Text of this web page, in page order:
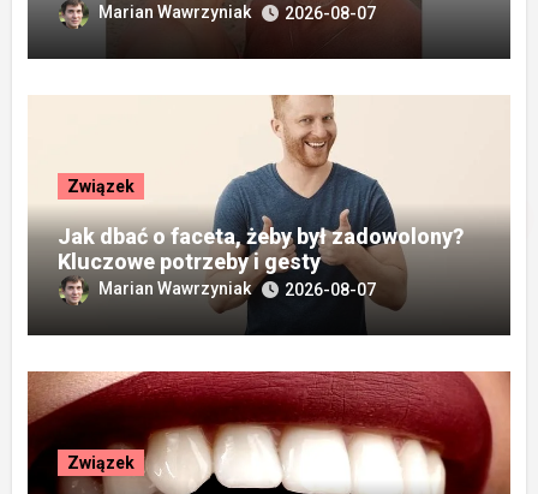
Marian Wawrzyniak 2026-08-07
Związek
Jak dbać o faceta, żeby był zadowolony?
Kluczowe potrzeby i gesty
Marian Wawrzyniak 2026-08-07
Związek